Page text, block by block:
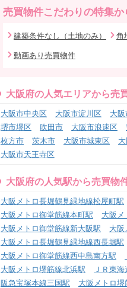
売買物件こだわりの特集か
建築条件なし（土地のみ） 角
動画あり売買物件
大阪府の人気エリアから売
大阪市中央区 大阪市淀川区 大
堺市堺区
吹田市 大阪市浪速区
枚方市
茨木市 大阪市城東区
大阪市天王寺区
大阪府の人気駅から売買物
大阪メトロ長堀鶴見緑地線松屋町駅
大阪メトロ御堂筋線本町駅
大阪メ
大阪メトロ御堂筋線新大阪駅
大阪
大阪メトロ長堀鶴見緑地線西長堀駅
大阪メトロ御堂筋線西中島南方駅
大阪メトロ堺筋線北浜駅
ＪＲ東
阪急宝塚本線三国駅
大阪メトロ